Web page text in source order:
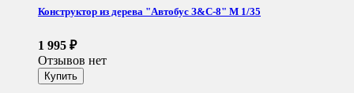
Конструктор из дерева "Автобус З&С-8" М 1/35
1 995 ₽
Отзывов нет